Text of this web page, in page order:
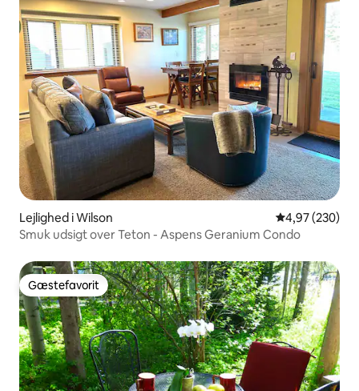
Lejlighed i Wilson 4,97 ud af 5 i
4,97 (230)
Smuk udsigt over Teton - Aspens Geranium Condo
Gæstefavorit
Gæstefavorit